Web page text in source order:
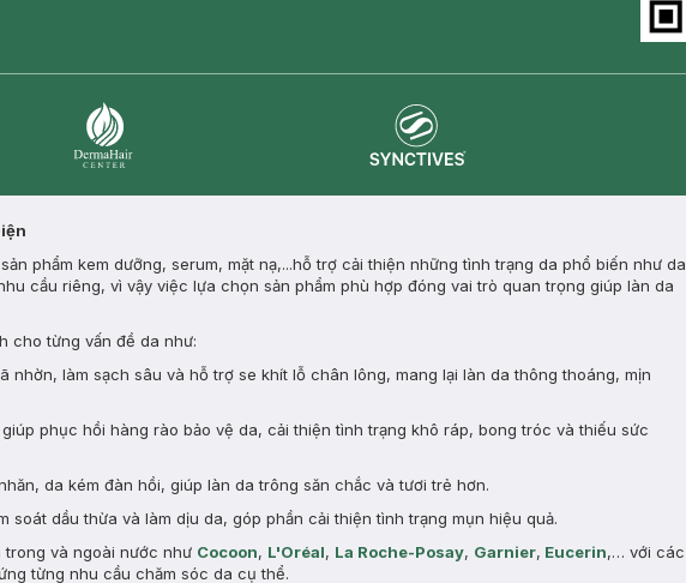
phẩm kem dưỡng, serum, mặt nạ,...hỗ trợ cải thiện những tình trạng da phổ biến như da
cầu riêng, vì vậy việc lựa chọn sản phẩm phù hợp đóng vai trò quan trọng giúp làn da
cho từng vấn đề da như:
nhờn, làm sạch sâu và hỗ trợ se khít lỗ chân lông, mang lại làn da thông thoáng, mịn
phục hồi hàng rào bảo vệ da, cải thiện tình trạng khô ráp, bong tróc và thiếu sức
da kém đàn hồi, giúp làn da trông săn chắc và tươi trẻ hơn.
soát dầu thừa và làm dịu da, góp phần cải thiện tình trạng mụn hiệu quả.
và ngoài nước như Cocoon, L'Oréal, La Roche-Posay, Garnier, Eucerin,… với các
từng nhu cầu chăm sóc da cụ thể.